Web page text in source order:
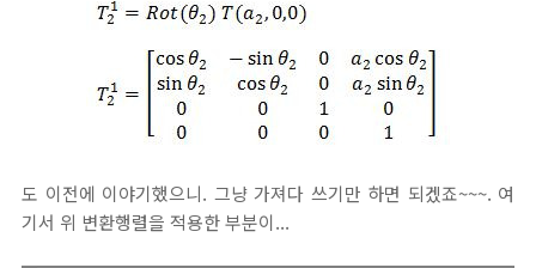
도 이전에 이야기했으니. 그냥 가져다 쓰기만 하면 되겠죠~~~. 여
기서 위 변환행렬을 적용한 부분이...